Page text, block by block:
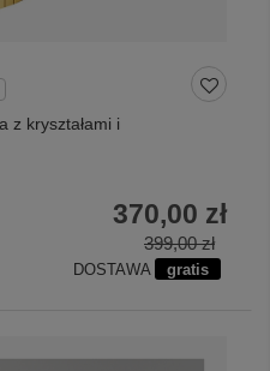
z kryształami i
399,00 zł
370,00 zł
DOSTAWA gratis